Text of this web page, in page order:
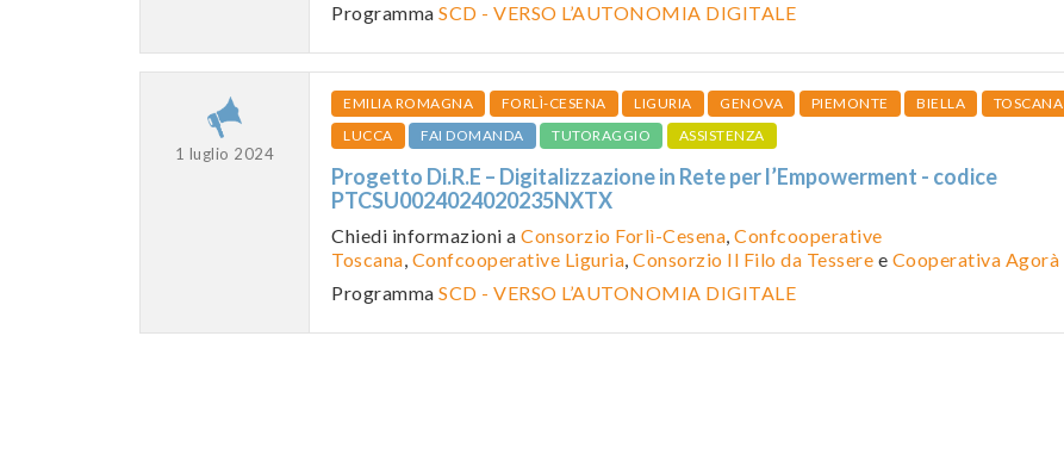
Programma SCD - VERSO L’AUTONOMIA DIGITALE
1 luglio 2024
EMILIA ROMAGNA FORLÌ-CESENA LIGURIA GENOVA PIEMONTE BIELLA
TOSCANA
LUCCA
FAI DOMANDA TUTORAGGIO ASSISTENZA
Progetto Di.R.E – Digitalizzazione in Rete per l’Empowerment - codice
PTCSU0024024020235NXTX
Chiedi informazioni a Consorzio Forlì-Cesena, Confcooperative
Toscana, Confcooperative Liguria, Consorzio Il Filo da Tessere e Cooperativa Agorà
Programma SCD - VERSO L’AUTONOMIA DIGITALE